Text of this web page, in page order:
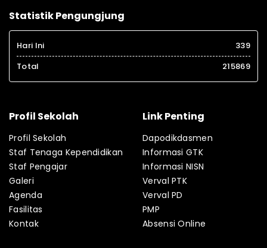
Statistik Pengungjung
Hari Ini
339
Total
215869
Profil Sekolah
Profil Sekolah
Staf Tenaga Kependidikan
Staf Pengajar
Galeri
Agenda
Fasilitas
Kontak
Link Penting
Dapodikdasmen
Informasi GTK
Informasi NISN
Verval PTK
Verval PD
PMP
Absensi Online